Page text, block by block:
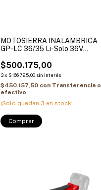
MOTOSIERRA INALAMBRICA
GP-LC 36/35 Li-Solo 36V
$500.175,00
3x $166.725,00 sin interés
$450.157,50 con Transferencia o
efectivo
¡Solo quedan 3 en stock!